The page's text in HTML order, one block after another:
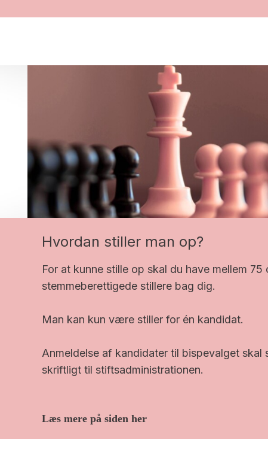
Hvordan stiller man op?
For at kunne stille op skal du have mellem 75
stemmeberettigede stillere bag dig.
Man kan kun være stiller for én kandidat.
Anmeldelse af kandidater til bispevalget skal
skriftligt til stiftsadministrationen.
Læs mere på siden her